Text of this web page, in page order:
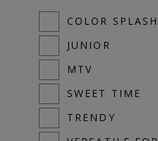
COLOR SPLASH
JUNIOR
MTV
SWEET TIME
TRENDY